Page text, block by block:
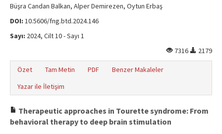
Büşra Candan Balkan, Alper Demirezen, Oytun Erbaş
DOI: 10.5606/fng.btd.2024.146
Sayı: 2024, Cilt 10 - Sayı 1
7316
2179
Özet Tam Metin PDF
Benzer Makaleler
Yazar ile İletişim
Therapeutic approaches in Tourette syndrome: From
behavioral therapy to deep brain stimulation